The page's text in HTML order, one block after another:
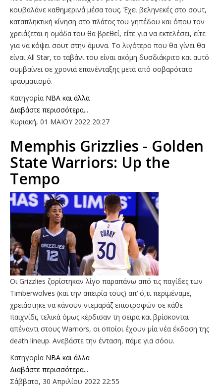
κουβαλάνε καθημερινά μέσα τους. Έχει βεληνεκές στο σουτ,
καταπληκτική κίνηση στο πλάτος του γηπέδου και όπου τον
χρειάζεται η ομάδα του θα βρεθεί, είτε για να εκτελέσει, είτε
για να κόψει σουτ στην άμυνα. Το λιγότερο που θα γίνει θα
είναι All Star, το ταβάνι του είναι ακόμη δυσδιάκριτο και αυτό
συμβαίνει σε χρονιά επανένταξης μετά από σοβαρότατο
τραυματισμό.
Κατηγορία NBA και άλλα
Διαβάστε περισσότερα...
Κυριακή, 01 ΜΑΙΟΥ 2022 20:27
Μemphis Grizzlies - Golden
State Warriors: Up the
Tempo
Οι Grizzlies ζορίστηκαν λίγο παραπάνω από τις παγίδες των
Timberwolves (και την απειρία τους) απ’ ό,τι περιμέναμε,
χρειάστηκε να κάνουν ντεμαράζ επιστροφών σε κάθε
παιχνίδι, τελικά όμως κέρδισαν τη σειρά και βρίσκονται
απέναντι στους Warriors, οι οποίοι έχουν μία νέα έκδοση της
death lineup. Ανεβάστε την ένταση, πάμε για σόου.
Κατηγορία NBA και άλλα
Διαβάστε περισσότερα...
Σάββατο, 30 Απριλίου 2022 22:55